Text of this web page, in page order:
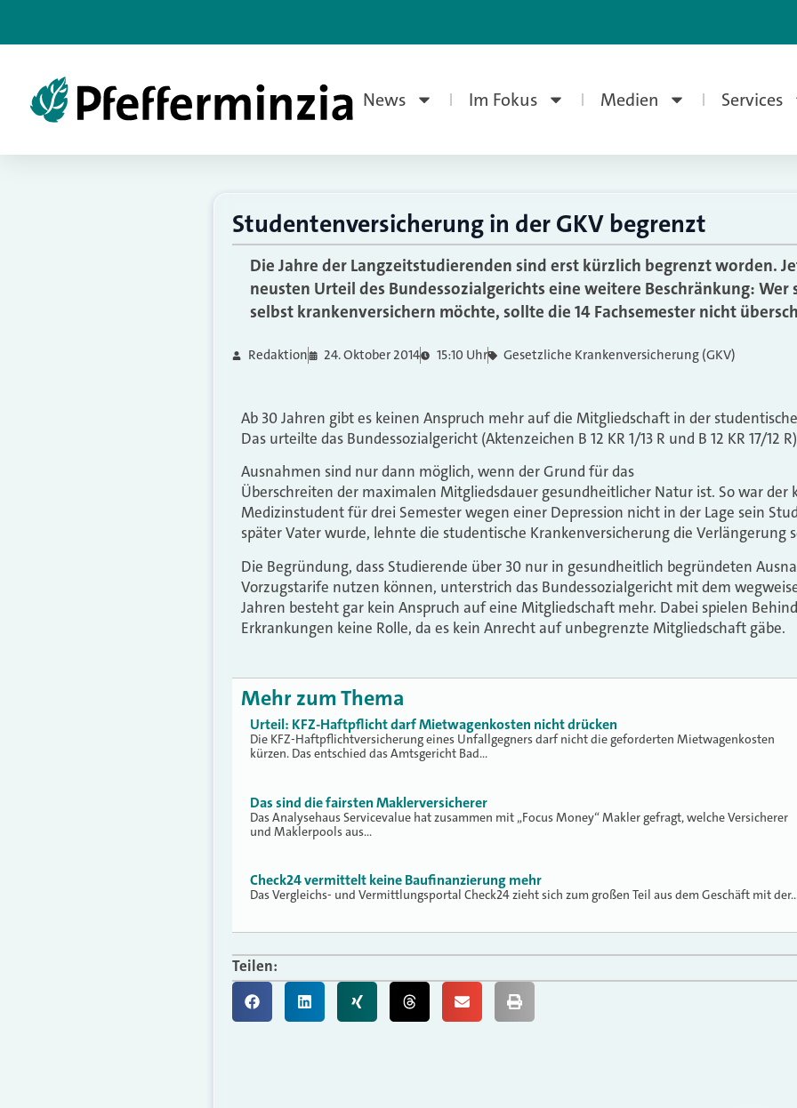
News Im Fokus Medien Services
Studentenversicherung in der GKV begrenzt
Die Jahre der Langzeitstudierenden sind erst kürzlich begrenzt worden.
neusten Urteil des Bundessozialgerichts eine weitere Beschränkung: Wer
selbst krankenversichern möchte, sollte die 14 Fachsemester nicht
Redaktion 24. Oktober 2014 15:10 Uhr Gesetzliche Krankenversicherung (GKV)
Ab 30 Jahren gibt es keinen Anspruch mehr auf die Mitgliedschaft in der
Das urteilte das Bundessozialgericht (Aktenzeichen B 12 KR 1/13 R und B 12 KR 17/12
Ausnahmen sind nur dann möglich, wenn der Grund für das
Überschreiten der maximalen Mitgliedsdauer gesundheitlicher Natur ist. So war der
Medizinstudent für drei Semester wegen einer Depression nicht in der Lage sein
später Vater wurde, lehnte die studentische Krankenversicherung die Verlängerung
Die Begründung, dass Studierende über 30 nur in gesundheitlich begründeten
Vorzugstarife nutzen können, unterstrich das Bundessozialgericht mit dem
Jahren besteht gar kein Anspruch auf eine Mitgliedschaft mehr. Dabei spielen
Erkrankungen keine Rolle, da es kein Anrecht auf unbegrenzte Mitgliedschaft gäbe.
Mehr zum Thema
Urteil: KFZ-Haftpflicht darf Mietwagenkosten nicht drücken
Die KFZ-Haftpflichtversicherung eines Unfallgegners darf nicht die geforderten Mietwagenkosten
kürzen. Das entschied das Amtsgericht Bad…
Das sind die fairsten Maklerversicherer
Das Analysehaus Servicevalue hat zusammen mit „Focus Money“ Makler gefragt, welche Versicherer
und Maklerpools aus…
Check24 vermittelt keine Baufinanzierung mehr
Das Vergleichs- und Vermittlungsportal Check24 zieht sich zum großen Teil aus dem Geschäft mit
Teilen: